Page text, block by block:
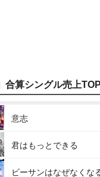
合算シングル売上
意志
君はもっとできる